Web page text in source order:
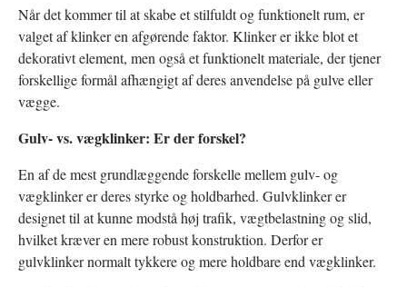
Når det kommer til at skabe et stilfuldt og funktionelt rum, er
valget af klinker en afgørende faktor. Klinker er ikke blot et
dekorativt element, men også et funktionelt materiale, der tjener
forskellige formål afhængigt af deres anvendelse på gulve eller
vægge.
Gulv- vs. vægklinker: Er der forskel?
En af de mest grundlæggende forskelle mellem gulv- og
vægklinker er deres styrke og holdbarhed. Gulvklinker er
designet til at kunne modstå høj trafik, vægtbelastning og slid,
hvilket kræver en mere robust konstruktion. Derfor er
gulvklinker normalt tykkere og mere holdbare end vægklinker.